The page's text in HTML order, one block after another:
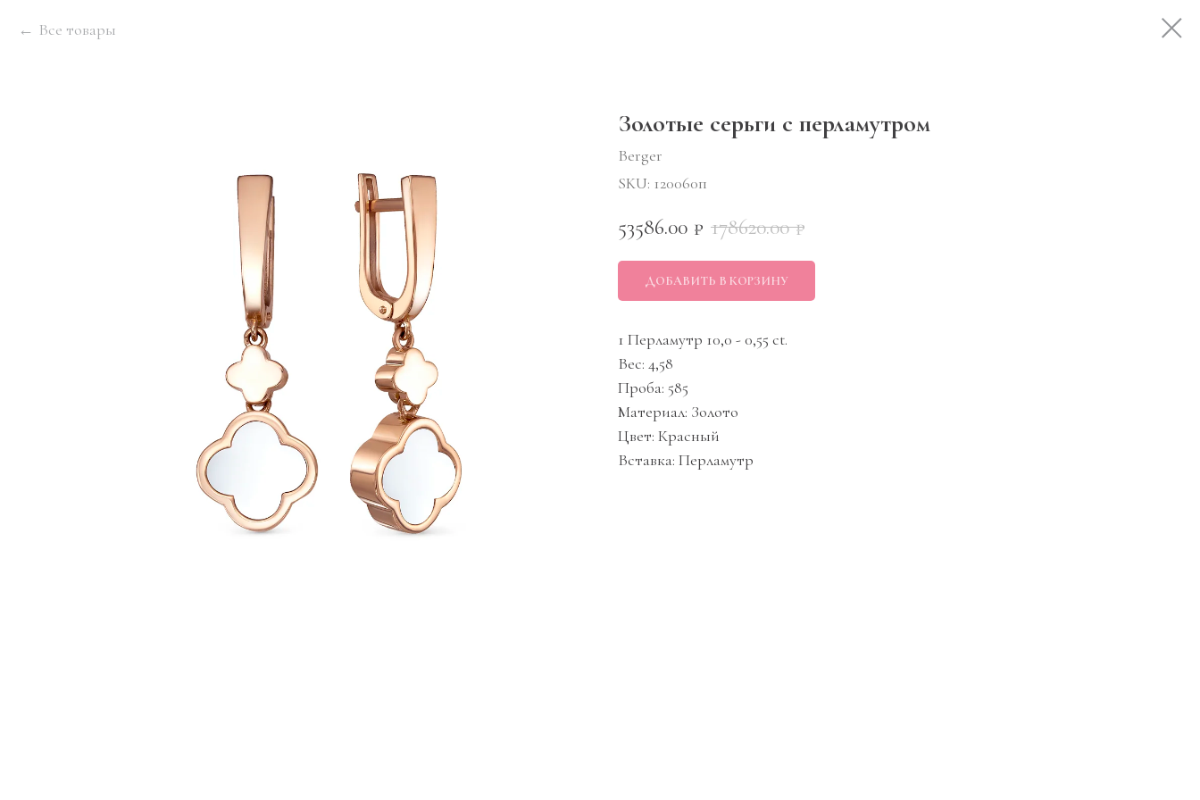
Все товары
Золотые серьги с перламутром
Berger
SKU: 120060п
53586.00 ₽ 178620.00 ₽
ДОБАВИТЬ В КОРЗИНУ
1 Перламутр 10,0 - 0,55 ct.
Вес: 4,58
Проба: 585
Материал: Золото
Цвет: Красный
Вставка: Перламутр